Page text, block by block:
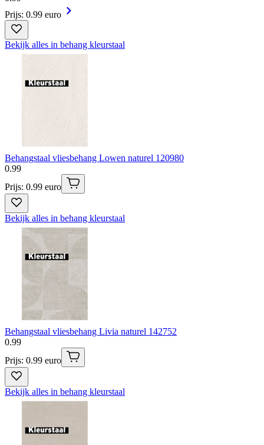
Prijs: 0.99 euro
Bekijk alles in behang kleurstaal
Behangstaal vliesbehang Lowen naturel 120980
0.99
Prijs: 0.99 euro
Bekijk alles in behang kleurstaal
Behangstaal vliesbehang Livia naturel 142752
0.99
Prijs: 0.99 euro
Bekijk alles in behang kleurstaal